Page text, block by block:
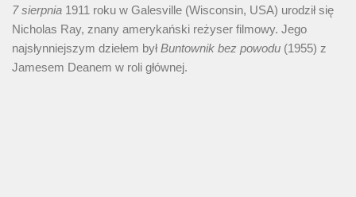
7 sierpnia 1911 roku w Galesville (Wisconsin, USA) urodził się
Nicholas Ray, znany amerykański reżyser filmowy. Jego
najsłynniejszym dziełem byłBuntownik bez powodu (1955) z
Jamesem Deanem w roli głównej.